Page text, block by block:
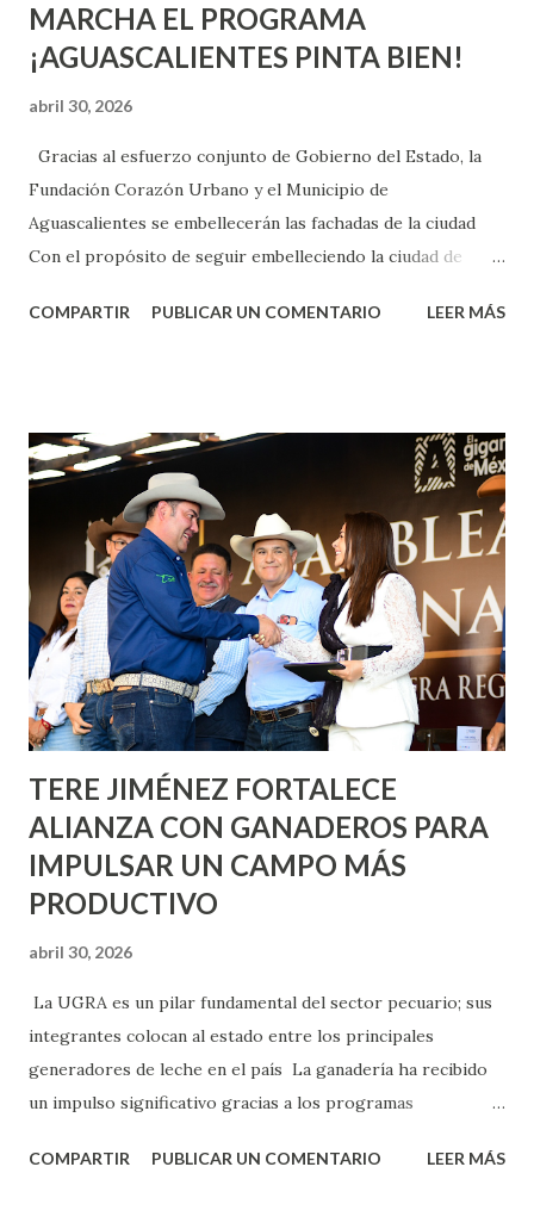
MARCHA EL PROGRAMA
¡AGUASCALIENTES PINTA BIEN!
abril 30, 2026
Gracias al esfuerzo conjunto de Gobierno del Estado, la
Fundación Corazón Urbano y el Municipio de
Aguascalientes se embellecerán las fachadas de la ciudad
Con el propósito de seguir embelleciendo la ciudad de
municipal, Leo Montañez dio inicio al programa
Corazón Urbano y el Municipio capital. Leo Montañez
informó que en este programa se usarán cerca de 90 mil
metros cuadrados de pintura, para dar inicio en la calle
Nieto, entre Jesús F. Elizondo y la calle 22 de Octubre, con
lo que se aplicará pintura en 66 casas. Posteriormente se
llevará este programa a Villas de Nuestra Señora de la
Asunción, Avenida Alameda y Decreto 27 de Septiembre, en
los edificios FOVISSSTE Ojo de Agua, en la comunidad
Norias de Paso Hondo y en los edificios de...
COMPARTIR PUBLICAR UN COMENTARIO LEER MÁS
TERE JIMÉNEZ FORTALECE
ALIANZA CON GANADEROS PARA
IMPULSAR UN CAMPO MÁS
PRODUCTIVO
abril 30, 2026
La UGRA es un pilar fundamental del sector pecuario; sus
integrantes colocan al estado entre los principales
generadores de leche en el país La ganadería ha recibido
un impulso significativo gracias a los programas
muestra de su respaldo firme y decidido al campo, la
COMPARTIR PUBLICAR UN COMENTARIO LEER MÁS